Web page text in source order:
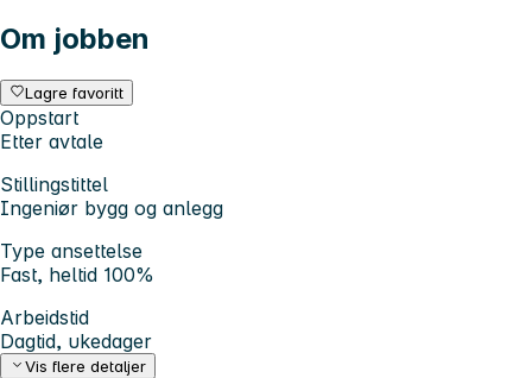
Om jobben
Lagre favoritt
Oppstart
Etter avtale
Stillingstittel
Ingeniør bygg og anlegg
Type ansettelse
Fast, heltid 100%
Arbeidstid
Dagtid, ukedager
Vis flere detaljer